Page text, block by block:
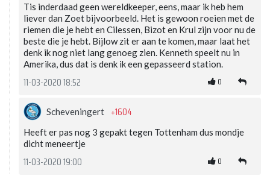
Tis inderdaad geen wereldkeeper, eens, maar ik heb hem
liever dan Zoet bijvoorbeeld. Het is gewoon roeien met de
riemen die je hebt en Cilessen, Bizot en Krul zijn voor nu de
beste die je hebt. Bijlow zit er aan te komen, maar laat het
denk ik nog niet lang genoeg zien. Kenneth speelt nu in
Amerika, dus dat is denk ik een gepasseerd station.
11-03-2020 18:52 0
Scheveningert +1604
Heeft er pas nog 3 gepakt tegen Tottenham dus mondje
dicht meneertje
11-03-2020 19:00 0